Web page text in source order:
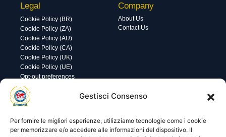
Gestisci Consenso
Per fornire le migliori esperienze, utilizziamo tecnologie come i cookie
per memorizzare e/o accedere alle informazioni del dispositivo. Il
Legal
Cookie Policy (BR)
Cookie Policy (ZA)
Cookie Policy (AU)
Cookie Policy (CA)
Cookie Policy (UK)
Cookie Policy (UE)
Opt-out preferences
Company
About Us
Contact Us
Utility
Visite di oggi: 108
Visite totali: 13968
Area gestione